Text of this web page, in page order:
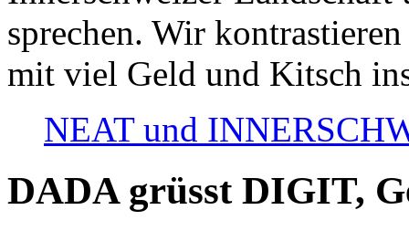
sprechen. Wir
mit viel Geld und Kitsch
NEAT und
DADA grüsst DIGIT,